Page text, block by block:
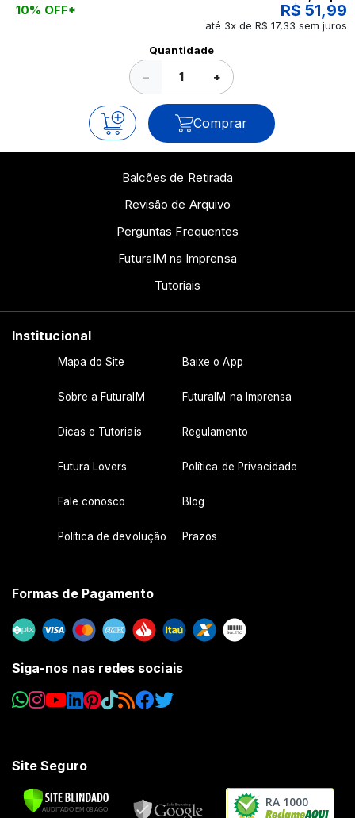
10% OFF* R$ 51,99
até 3x de R$ 17,33 sem juros
Quantidade
− +
Comprar
Balcões de Retirada
Revisão de Arquivo
Perguntas Frequentes
FuturaIM na Imprensa
Tutoriais
Institucional
Mapa do Site Baixe o App
Sobre a FuturaIM FuturaIM na Imprensa
Dicas e Tutoriais Regulamento
Futura Lovers Política de Privacidade
Fale conosco Blog
Política de devolução Prazos
Formas de Pagamento
Siga-nos nas redes sociais
Site Seguro
RA 1000